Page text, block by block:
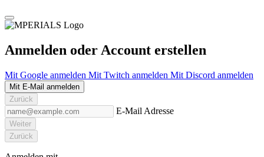
Anmelden oder Account erstellen
Mit Google anmelden Mit Twitch anmelden Mit Discord anmelden
Mit E-Mail anmelden
Zurück
E-Mail Adresse
Weiter
Zurück